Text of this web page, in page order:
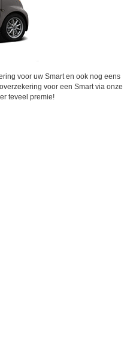
voor uw Smart en ook nog eens
voor een Smart via onze
teveel premie!